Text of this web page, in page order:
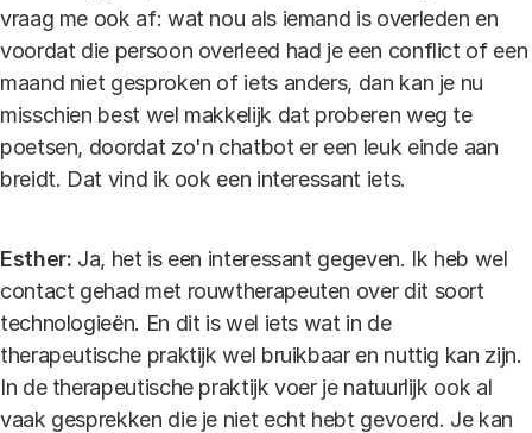
vraag me ook af: wat nou als iemand is overleden en
voordat die persoon overleed had je een conflict of een
maand niet gesproken of iets anders, dan kan je nu
misschien best wel makkelijk dat proberen weg te
poetsen, doordat zo'n chatbot er een leuk einde aan
breidt. Dat vind ik ook een interessant iets.
Esther: Ja, het is een interessant gegeven. Ik heb wel
contact gehad met rouwtherapeuten over dit soort
technologieën. En dit is wel iets wat in de
therapeutische praktijk wel bruikbaar en nuttig kan zijn.
In de therapeutische praktijk voer je natuurlijk ook al
vaak gesprekken die je niet echt hebt gevoerd. Je kan